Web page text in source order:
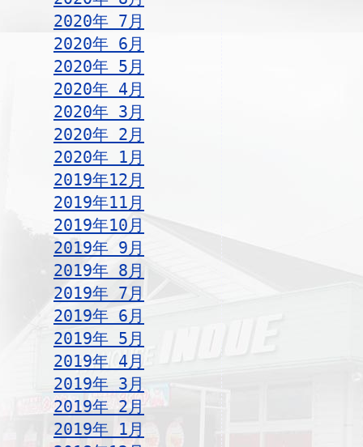
2020年 7月
2020年 6月
2020年 5月
2020年 4月
2020年 3月
2020年 2月
2020年 1月
2019年12月
2019年11月
2019年10月
2019年 9月
2019年 8月
2019年 7月
2019年 6月
2019年 5月
2019年 4月
2019年 3月
2019年 2月
2019年 1月